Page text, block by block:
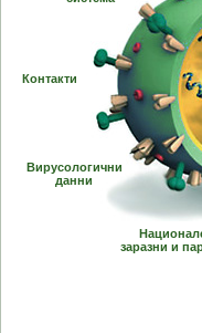
заразни и
Контакти
Вирусологични
данни